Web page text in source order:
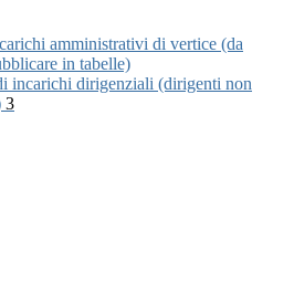
amministrativi di vertice (da
in tabelle)
incarichi dirigenziali (dirigenti non
3